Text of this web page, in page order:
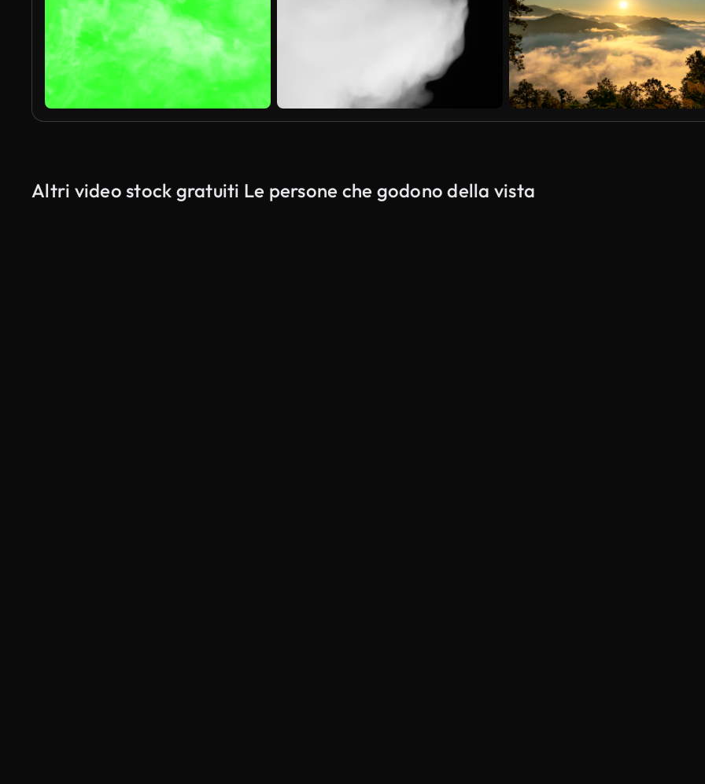
Altri video stock gratuiti Le persone che godono della vista